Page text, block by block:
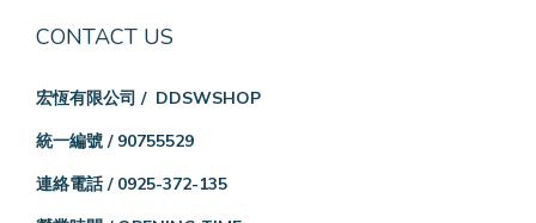
CONTACT US
宏恆有限公司 / DDSWSHOP
統一編號 / 90755529
連絡電話 / 0925-372-135